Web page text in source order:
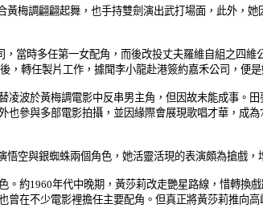
梅調翩翩起舞，也手持雙劍演出武打場面，此外，她
當時多任第一女配角，而後改投丈夫羅維自組之四維
轉任製片工作，據聞李小龍赴港簽約嘉禾公司，便是
波於黃梅調電影中反串男主角，但因故未能成事。
參與多部電影拍攝，並因緣際會展現歌唱才華，成
空與銀蜘蛛兩個角色，她活靈活現的表演頗為搶戲，
約1960年代中晚期，黃莎莉改走艷星路線，惜轉換
在不少電影裡擔任主要配角。但真正將黃莎莉推向